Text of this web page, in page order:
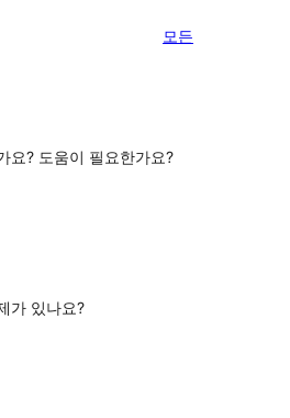
모든
요? 도움이 필요한가요?
가 있나요?